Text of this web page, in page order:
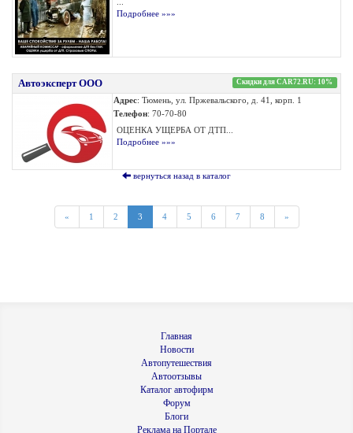
Подробнее »»»
Автоэксперт ООО Скидки для CAR72.RU: 10%
Адрес: Тюмень, ул. Пржевальского, д. 41, корп. 1
Телефон: 70-70-80
ОЦЕНКА УЩЕРБА ОТ ДТП...
Подробнее »»»
вернуться назад в каталог
« 1 2 3 4 5 6 7 8 »
Главная
Новости
Автопутешествия
Автоотзывы
Каталог автофирм
Форум
Блоги
Реклама на Портале